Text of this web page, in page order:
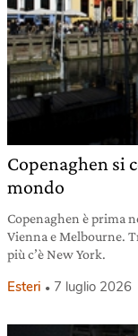
Copenaghen si
mondo
Copenaghen è prima
Vienna e Melbourne.
più c’è New York.
Esteri 7 luglio 2026